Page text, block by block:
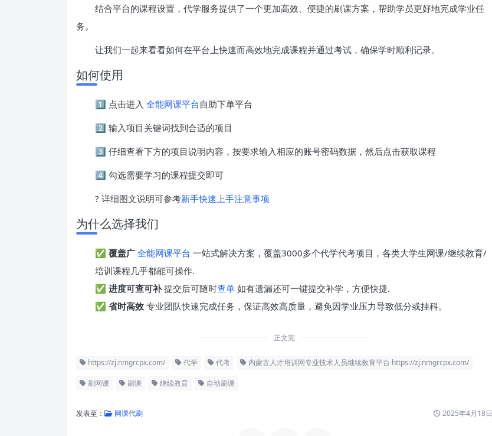
结合平台的课程设置，代学服务提供了一个更加高效、便捷的刷课方案，帮助学员更好地完成学业任
务。
让我们一起来看看如何在平台上快速而高效地完成课程并通过考试，确保学时顺利记录。
如何使用
1️⃣ 点击进入 全能网课平台自助下单平台
2️⃣ 输入项目关键词找到合适的项目
3️⃣ 仔细查看下方的项目说明内容，按要求输入相应的账号密码数据，然后点击获取课程
4️⃣ 勾选需要学习的课程提交即可
? 详细图文说明可参考新手快速上手注意事项
为什么选择我们
✅ 覆盖广 全能网课平台 一站式解决方案，覆盖3000多个代学代考项目，各类大学生网课/继续教育/
培训课程几乎都能可操作.
✅ 进度可查可补提交后可随时查单 如有遗漏还可一键提交补学，方便快捷.
✅ 省时高效 专业团队快速完成任务，保证高效高质量，避免因学业压力导致低分或挂科。
正文完
https://zj.nmgrcpx.com/ 代学 代考 内蒙古人才培训网专业技术人员继续教育平台 https://zj.nmgrcpx.com/
刷网课 刷课 继续教育 自动刷课
发表至： 网课代刷 2025年4月18日